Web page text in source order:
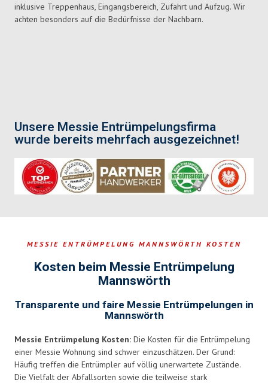
Unsere Messie Entrümpelungsfirma
wurde bereits mehrfach ausgezeichnet!
inklusive Treppenhaus, Eingangsbereich, Zufahrt und Aufzug. Wir
achten besonders auf die Bedürfnisse der Nachbarn.
MESSIE ENTRÜMPELUNG MANNSWÖRTH KOSTEN
Kosten beim Messie Entrümpelung
Mannswörth
Transparente und faire Messie Entrümpelungen in
Mannswörth
Messie Entrümpelung Kosten: Die Kosten für die Entrümpelung
einer Messie Wohnung sind schwer einzuschätzen. Der Grund:
Häufig treffen die Entrümpler auf völlig unerwartete Zustände.
Die Vielfalt der Abfallsorten sowie die teilweise stark